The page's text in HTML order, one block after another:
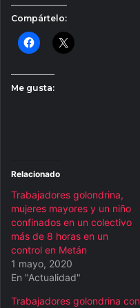
Compártelo:
Me gusta:
Relacionado
Trabajadores golondrina,
mujeres mayores y un niño
confinados en un colectivo
más de 8 horas en un
control en Metán
1 mayo, 2020
En "Actualidad"
Trabajadores golondrina con